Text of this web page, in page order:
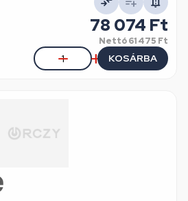
78 074 Ft
Nettó61 475 Ft
KOSÁRBA